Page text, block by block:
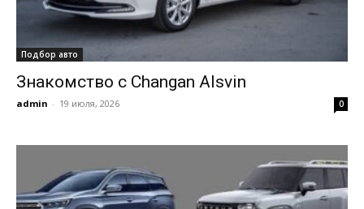
Подбор авто
Знакомство с Changan Alsvin
admin - 19 июля, 2026 0